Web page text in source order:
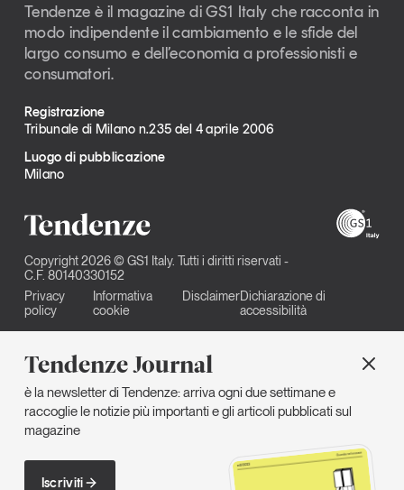
Tendenze Journal
è la newsletter di Tendenze: arriva ogni due settimane e
raccoglie le notizie più importanti e gli articoli pubblicati sul
magazine
Iscriviti
Tendenze è il magazine di GS1 Italy che racconta in
modo indipendente il cambiamento e le sfide del
largo consumo e dell’economia a professionisti e
consumatori.
Registrazione
Tribunale di Milano n.235 del 4 aprile 2006
Luogo di pubblicazione
Milano
Copyright 2026 © GS1 Italy. Tutti i diritti riservati -
C.F. 80140330152
Privacy
policy
Informativa
cookie
DisclaimerDichiarazione di
accessibilità